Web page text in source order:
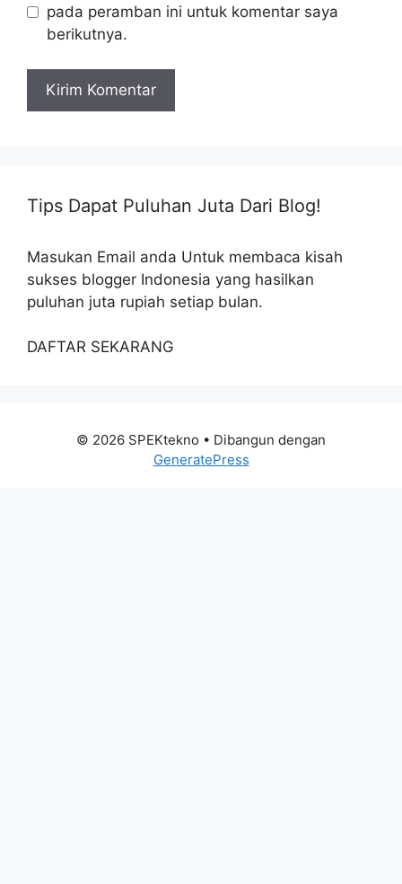
pada peramban ini untuk komentar saya
berikutnya.
Tips Dapat Puluhan Juta Dari Blog!
Masukan Email anda Untuk membaca kisah
sukses blogger Indonesia yang hasilkan
puluhan juta rupiah setiap bulan.
DAFTAR SEKARANG
© 2026 SPEKtekno • Dibangun dengan
GeneratePress